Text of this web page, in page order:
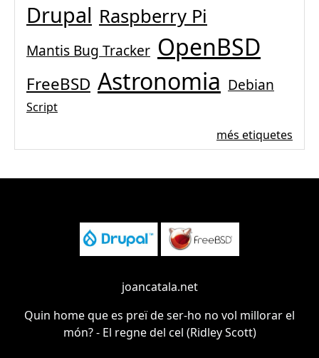
Drupal Raspberry Pi
Mantis Bug Tracker OpenBSD
FreeBSD Astronomia Debian
Script
més etiquetes
joancatala.net
Quin home que es preï de ser-ho no vol millorar el
món? - El regne del cel (Ridley Scott)